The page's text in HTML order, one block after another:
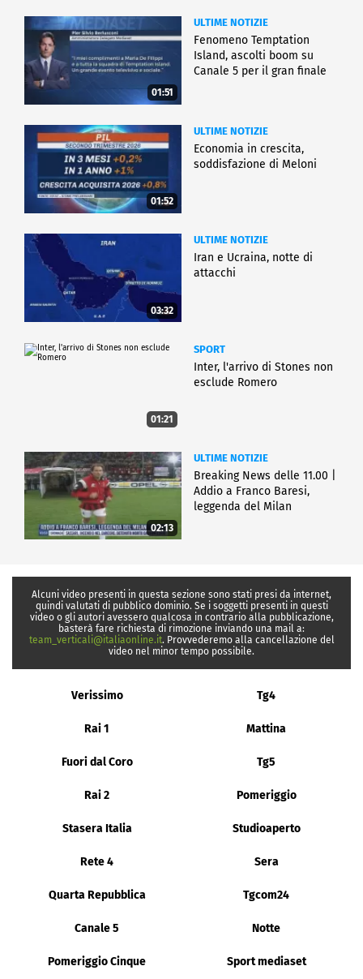
01:51
ULTIME NOTIZIE
Fenomeno Temptation
Island, ascolti boom su
Canale 5 per il gran finale
01:52
ULTIME NOTIZIE
Economia in crescita,
soddisfazione di Meloni
03:32
ULTIME NOTIZIE
Iran e Ucraina, notte di
attacchi
01:21
SPORT
Inter, l'arrivo di Stones non
esclude Romero
02:13
ULTIME NOTIZIE
Breaking News delle 11.00 |
Addio a Franco Baresi,
leggenda del Milan
Alcuni video presenti in questa sezione sono stati presi da internet,
quindi valutati di pubblico dominio. Se i soggetti presenti in questi
video o gli autori avessero qualcosa in contrario alla pubblicazione,
basterà fare richiesta di rimozione inviando una mail a:
team_verticali@italiaonline.it. Provvederemo alla cancellazione del
video nel minor tempo possibile.
Verissimo Tg4
Rai 1 Mattina
Fuori dal Coro Tg5
Rai 2 Pomeriggio
Stasera Italia Studioaperto
Rete 4 Sera
Quarta Repubblica Tgcom24
Canale 5 Notte
Pomeriggio Cinque Sport mediaset